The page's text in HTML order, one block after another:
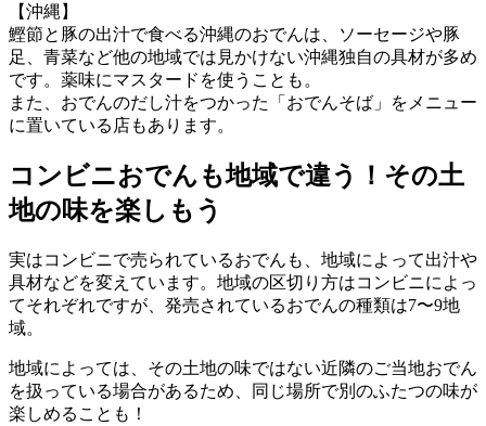
【沖縄】
鰹節と豚の出汁で食べる沖縄のおでんは、ソーセージや豚
足、青菜など他の地域では見かけない沖縄独自の具材が多め
です。薬味にマスタードを使うことも。
また、おでんのだし汁をつかった「おでんそば」をメニュー
に置いている店もあります。
コンビニおでんも地域で違う！その土
地の味を楽しもう
実はコンビニで売られているおでんも、地域によって出汁や
具材などを変えています。地域の区切り方はコンビニによっ
てそれぞれですが、発売されているおでんの種類は7〜9地
域。
地域によっては、その土地の味ではない近隣のご当地おでん
を扱っている場合があるため、同じ場所で別のふたつの味が
楽しめることも！